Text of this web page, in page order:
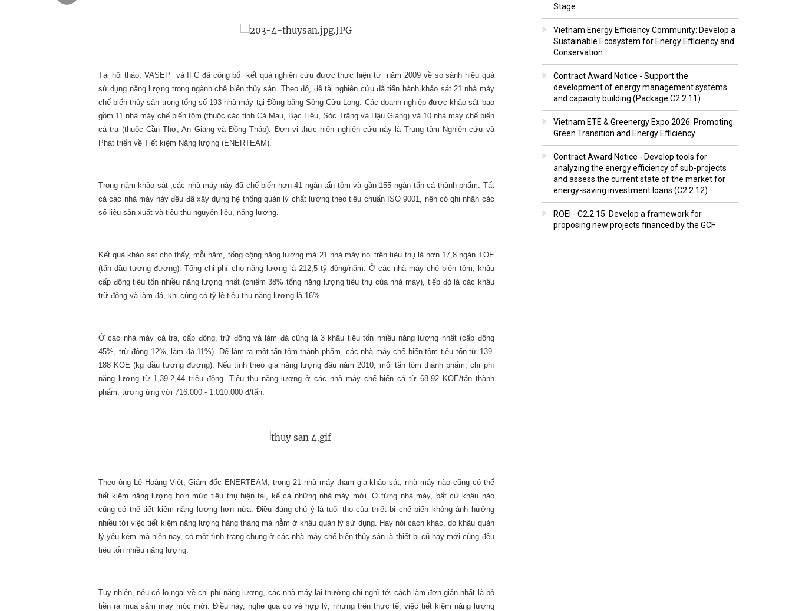
Tại hội thảo, VASEP và IFC đã công bố kết quả nghiên cứu được thực hiện từ năm 2009 về so sánh hiệu quả
sử dụng năng lượng trong ngành chế biến thủy sản. Theo đó, đề tài nghiên cứu đã tiến hành khảo sát 21 nhà máy
chế biến thủy sản trong tổng số 193 nhà máy tại Đồng bằng Sông Cửu Long. Các doanh nghiệp được khảo sát bao
gồm 11 nhà máy chế biến tôm (thuộc các tỉnh Cà Mau, Bạc Liêu, Sóc Trăng và Hậu Giang) và 10 nhà máy chế biến
cá tra (thuộc Cần Thơ, An Giang và Đồng Tháp). Đơn vị thực hiện nghiên cứu này là Trung tâm Nghiên cứu và
Phát triển về Tiết kiệm Năng lượng (ENERTEAM).
Trong năm khảo sát ,các nhà máy này đã chế biến hơn 41 ngàn tấn tôm và gần 155 ngàn tấn cá thành phẩm. Tất
cả các nhà máy này đều đã xây dựng hệ thống quản lý chất lượng theo tiêu chuẩn ISO 9001, nên có ghi nhận các
số liệu sản xuất và tiêu thụ nguyên liệu, năng lượng.
Kết quả khảo sát cho thấy, mỗi năm, tổng cộng năng lượng mà 21 nhà máy nói trên tiêu thụ là hơn 17,8 ngàn TOE
(tấn dầu tương đương). Tổng chi phí cho năng lượng là 212,5 tỷ đồng/năm. Ở các nhà máy chế biến tôm, khâu
cấp đông tiêu tốn nhiều năng lượng nhất (chiếm 38% tổng năng lượng tiêu thụ của nhà máy), tiếp đó là các khâu
trữ đông và làm đá, khi cùng có tỷ lệ tiêu thụ năng lượng là 16%…
Ở các nhà máy cá tra, cấp đông, trữ đông và làm đá cũng là 3 khâu tiêu tốn nhiều năng lượng nhất (cấp đông
45%, trữ đông 12%, làm đá 11%). Để làm ra một tấn tôm thành phẩm, các nhà máy chế biến tôm tiêu tốn từ 139-
188 KOE (kg dầu tương đương). Nếu tính theo giá năng lượng đầu năm 2010, mỗi tấn tôm thành phẩm, chi phí
năng lượng từ 1,39-2,44 triệu đồng. Tiêu thụ năng lượng ở các nhà máy chế biến cá từ 68-92 KOE/tấn thành
phẩm, tương ứng với 716.000 - 1.010.000 đ/tấn.
Theo ông Lê Hoàng Việt, Giám đốc ENERTEAM, trong 21 nhà máy tham gia khảo sát, nhà máy nào cũng có thể
tiết kiệm năng lượng hơn mức tiêu thụ hiện tại, kể cả những nhà máy mới. Ở từng nhà máy, bất cứ khâu nào
cũng có thể tiết kiệm năng lượng hơn nữa. Điều đáng chú ý là tuổi thọ của thiết bị chế biến không ảnh hưởng
nhiều tới việc tiết kiệm năng lượng hàng tháng mà nằm ở khâu quản lý sử dụng. Hay nói cách khác, do khâu quản
lý yếu kém mà hiện nay, có một tình trạng chung ở các nhà máy chế biến thủy sản là thiết bị cũ hay mới cũng đều
tiêu tốn nhiều năng lượng.
Tuy nhiên, nếu có lo ngại về chi phí năng lượng, các nhà máy lại thường chỉ nghĩ tới cách làm đơn giản nhất là bỏ
tiền ra mua sắm máy móc mới. Điều này, nghe qua có vẻ hợp lý, nhưng trên thực tế, việc tiết kiệm năng lượng
Stage
Vietnam Energy Efficiency Community: Develop a
Sustainable Ecosystem for Energy Efficiency and
Conservation
Contract Award Notice - Support the
development of energy management systems
and capacity building (Package C2.2.11)
Vietnam ETE & Greenergy Expo 2026: Promoting
Green Transition and Energy Efficiency
Contract Award Notice - Develop tools for
analyzing the energy efficiency of sub-projects
and assess the current state of the market for
energy-saving investment loans (C2.2.12)
ROEI - C2.2.15: Develop a framework for
proposing new projects financed by the GCF